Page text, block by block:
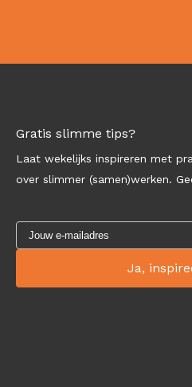
Gratis slimme tips?
Laat wekelijks inspireren met
over slimmer (samen)werken.